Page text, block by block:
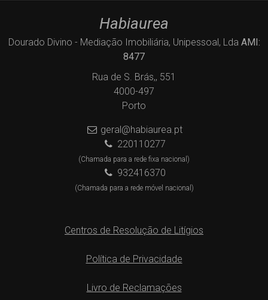
Habiaurea
Dourado Divino - Mediação Imobiliária, Unipessoal, Lda AMI:
8477
Rua de S. Brás,, 551
4000-497
Porto
geral@habiaurea.pt
220110277
(Chamada para a rede fixa nacional)
932416370
(Chamada para a rede móvel nacional)
Centros de Resolução de Litígios
Política de Privacidade
Livro de Reclamações